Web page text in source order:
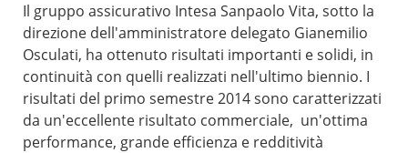
Il gruppo assicurativo Intesa Sanpaolo Vita, sotto la
direzione dell'amministratore delegato Gianemilio
Osculati, ha ottenuto risultati importanti e solidi, in
continuità con quelli realizzati nell'ultimo biennio. I
risultati del primo semestre 2014 sono caratterizzati
da un'eccellente risultato commerciale, un'ottima
performance, grande efficienza e redditività